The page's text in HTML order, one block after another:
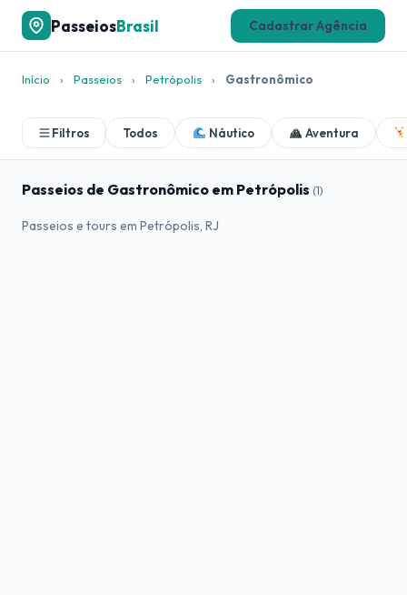
PasseiosBrasil Cadastrar Agência
Início › Passeios › Petrópolis › Gastronômico
Filtros Todos Náutico Aventura
Passeios de Gastronômico em Petrópolis (1)
Passeios e tours em Petrópolis, RJ